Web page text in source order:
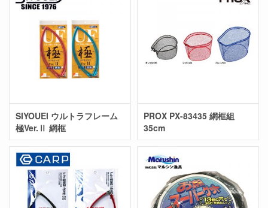
SIYOUEI ウルトラフレーム
極Ver.Ⅱ 網框
PROX PX-83435 網框組
35cm